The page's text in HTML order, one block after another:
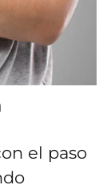
el paso